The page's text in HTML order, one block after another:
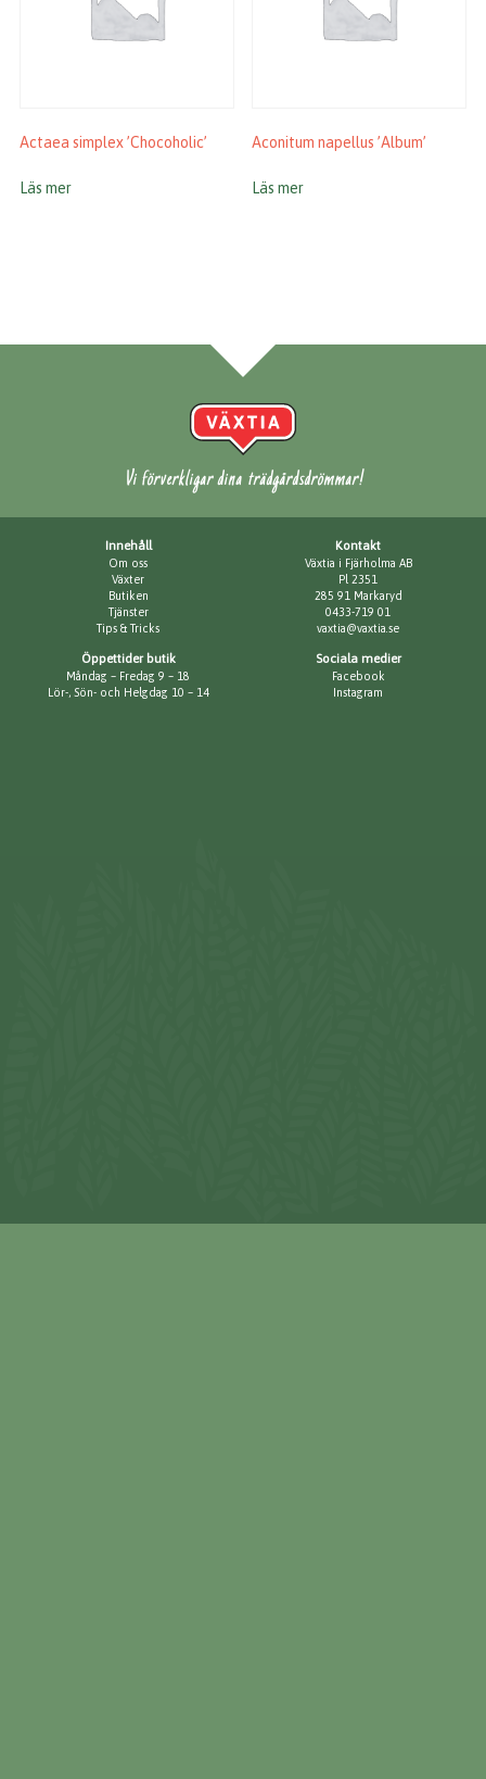
Actaea simplex ’Chocoholic’
Läs mer
Aconitum napellus ’Album’
Läs mer
Vi förverkligar dina trädgårdsdrömmar!
Innehåll
Om oss
Växter
Butiken
Tjänster
Tips & Tricks
Kontakt
Växtia i Fjärholma AB
Pl 2351
285 91 Markaryd
0433-719 01
vaxtia@vaxtia.se
Öppettider butik
Måndag – Fredag 9 – 18
Lör-, Sön- och Helgdag 10 – 14
Sociala medier
Facebook
Instagram